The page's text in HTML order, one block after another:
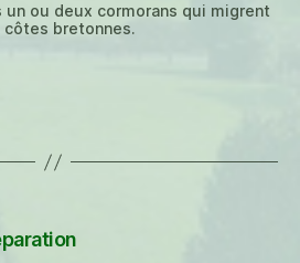
un ou deux cormorans qui migrent
côtes bretonnes.